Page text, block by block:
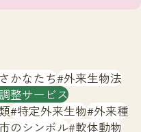
ンターとは
かなたち 外来生物法
調整サービス
特定外来生物 外来種
のシンボル 軟体動物